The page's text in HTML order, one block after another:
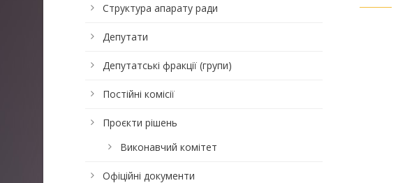
Структура апарату ради
Депутати
Депутатські фракції (групи)
Постійні комісії
Проєкти рішень
Виконавчий комітет
Офіційні документи